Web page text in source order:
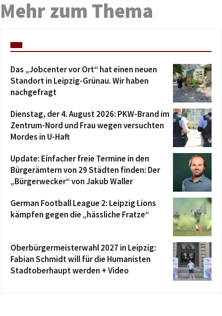
Mehr zum Thema
Das „Jobcenter vor Ort“ hat einen neuen
Standort in Leipzig-Grünau. Wir haben
nachgefragt
Dienstag, der 4. August 2026: PKW-Brand im
Zentrum-Nord und Frau wegen versuchten
Mordes in U-Haft
Update: Einfacher freie Termine in den
Bürgerämtern von 29 Städten finden: Der
„Bürgerwecker“ von Jakub Waller
German Football League 2: Leipzig Lions
kämpfen gegen die „hässliche Fratze“
Oberbürgermeisterwahl 2027 in Leipzig:
Fabian Schmidt will für die Humanisten
Stadtoberhaupt werden + Video